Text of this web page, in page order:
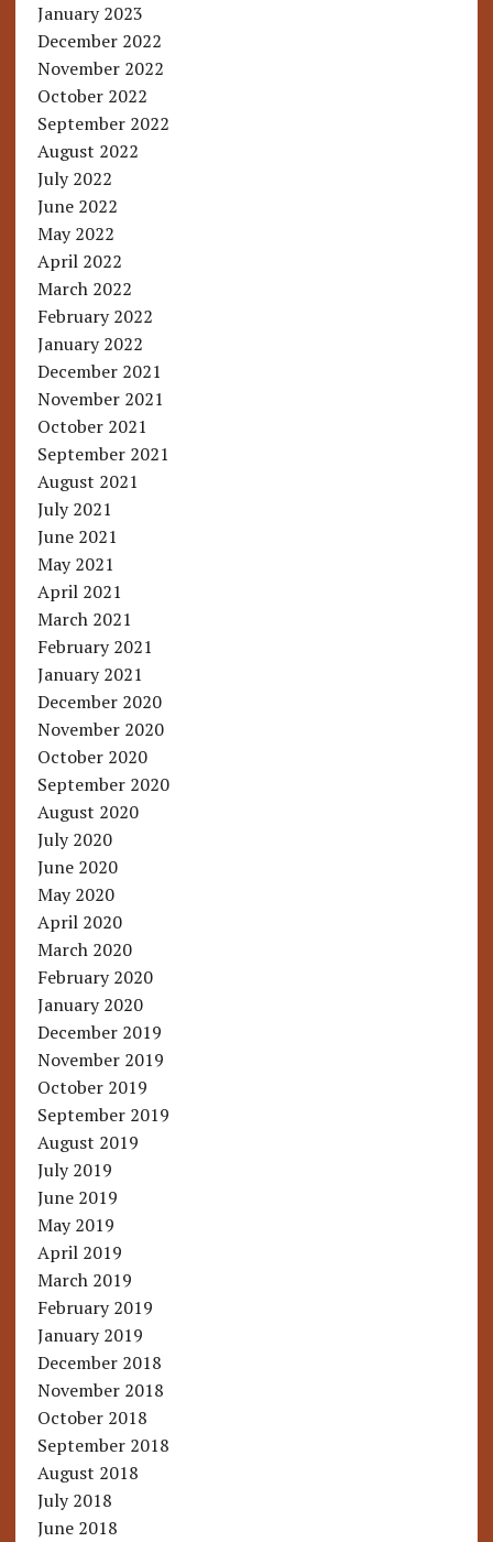
January 2023
December 2022
November 2022
October 2022
September 2022
August 2022
July 2022
June 2022
May 2022
April 2022
March 2022
February 2022
January 2022
December 2021
November 2021
October 2021
September 2021
August 2021
July 2021
June 2021
May 2021
April 2021
March 2021
February 2021
January 2021
December 2020
November 2020
October 2020
September 2020
August 2020
July 2020
June 2020
May 2020
April 2020
March 2020
February 2020
January 2020
December 2019
November 2019
October 2019
September 2019
August 2019
July 2019
June 2019
May 2019
April 2019
March 2019
February 2019
January 2019
December 2018
November 2018
October 2018
September 2018
August 2018
July 2018
June 2018